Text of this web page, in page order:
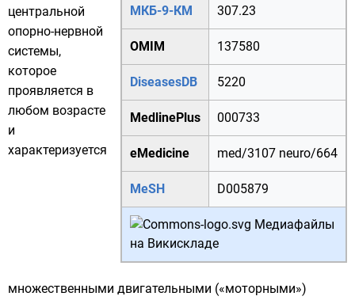
МКБ-9-КМ 307.23
OMIM 137580
DiseasesDB 5220
MedlinePlus 000733
eMedicine med/3107 neuro/664
MeSH D005879
Медиафайлы
на Викискладе
центральной
опорно-нервной
системы,
которое
проявляется в
любом возрасте
и
характеризуется
множественными двигательными («моторными»)